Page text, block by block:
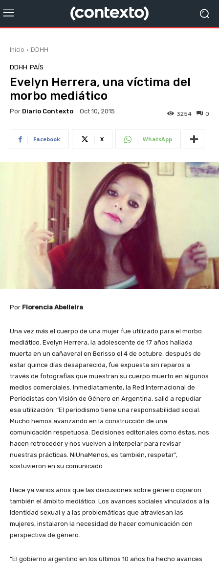
Inicio DDHH
DDHH PAÍS
Evelyn Herrera, una víctima del
morbo mediático
Por Diario Contexto Oct 10, 2015 0
3254
Facebook X WhatsApp
Por Florencia Abelleira
Una vez más el cuerpo de una mujer fue utilizado para el morbo
mediático. Evelyn Herrera, la adolescente de 17 años hallada
muerta en un cañaveral en Berisso el 4 de octubre, después de
estar quince días desaparecida, fue expuesta sin reparos a
través de fotografías que muestran su cuerpo muerto en algunos
medios comerciales. Inmediatamente, la Red Internacional de
Periodistas con Visión de Género en Argentina, salió a repudiar
esa utilización. “El periodismo tiene una responsabilidad social.
Mucho hemos avanzando en la construcción de una
comunicación respetuosa. Decisiones editoriales como éstas, nos
hacen retroceder y nos vuelven a interpelar para revisar
nuestras prácticas. NiUnaMenos, es también, respetar”,
sostuvieron en su comunicado.
Hace ya varios años que las discusiones sobre género coparon
también el ámbito mediático. Los avances sociales vinculados a la
identidad sexual y a las problemáticas que atraviesan las
mujeres, instalaron la necesidad de hacer comunicación con
perspectiva de género.
“El gobierno argentino en los últimos 10 años ha hecho avances